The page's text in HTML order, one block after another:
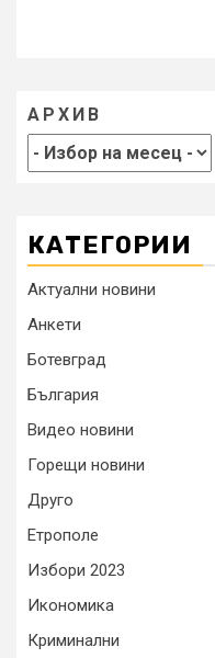
АРХИВ
КАТЕГОРИИ
Актуални новини
Анкети
Ботевград
България
Видео новини
Горещи новини
Друго
Етрополе
Избори 2023
Икономика
Криминални